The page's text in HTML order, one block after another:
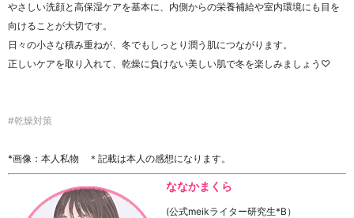
やさしい洗顔と高保湿ケアを基本に、内側からの栄養補給や室内環境にも目を
向けることが大切です。
日々の小さな積み重ねが、冬でもしっとり潤う肌につながります。
正しいケアを取り入れて、乾燥に負けない美しい肌で冬を楽しみましょう♡
#乾燥対策
*画像：本人私物 ＊記載は本人の感想になります。
ななかまくら
(公式meikライター研究生*B）